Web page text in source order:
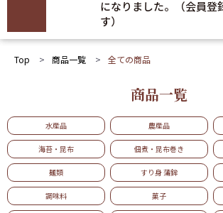
ログイン
会員登録
ご利用ガイド
プライバシーポリシ
になりました。（会員登
す）
Top 商品一覧 全ての商品
商品一覧
水産品 農産品
海苔・昆布 佃煮・昆布巻き
麺類 すり身 蒲鉾
調味料 菓子